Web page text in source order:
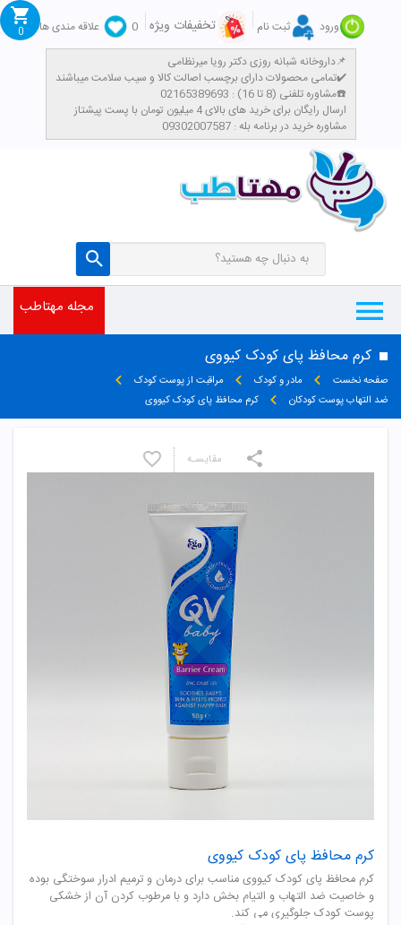
ورود ثبت نام تخفیفات ویژه 0
علاقه مندی ها
داروخانه شبانه روزی دکتر رویا میرنظامی📌
تمامی محصولات دارای برچسب اصالت کالا و سیب سلامت میباشند✔️
مشاوره تلفنی (8 تا 16) : 02165389693☎️
​ارسال رایگان برای خرید های بالای 4 میلیون تومان با پست پیشتاز
مشاوره خرید در برنامه بله : 09302007587
0
مجله مهتاطب
کرم محافظ پای کودک کیووی
صفحه نخست مادر و کودک
مراقبت از پوست کودک
ضد التهاب پوست کودکان
کرم محافظ پای کودک کیووی
کرم محافظ پای کودک کیووی
کرم محافظ پای کودک کيووی مناسب برای درمان و ترميم ادرار سوختگی بوده
و خاصيت ضد التهاب و التيام بخش دارد و با مرطوب کردن آن از خشکی
پوست کودک جلوگيری می کند.
مقایسـه